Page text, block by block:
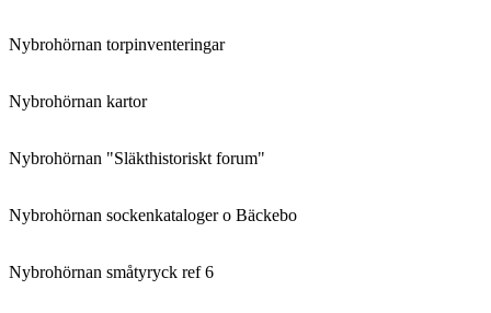
Nybrohörnan torpinventeringar
Nybrohörnan kartor
Nybrohörnan "Släkthistoriskt forum"
Nybrohörnan sockenkataloger o Bäckebo
Nybrohörnan småtyryck ref 6